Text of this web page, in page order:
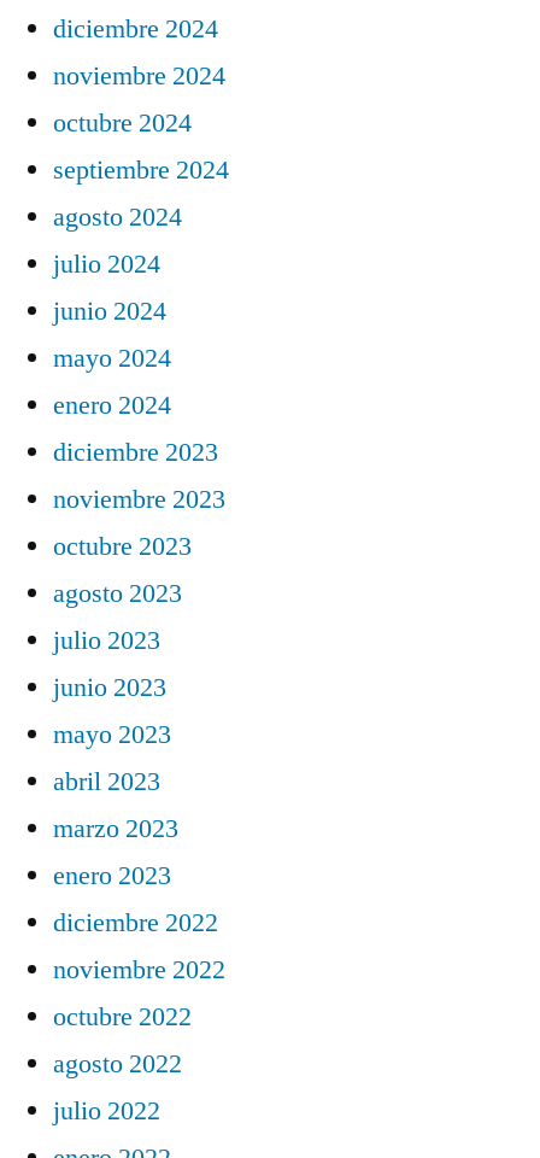
diciembre 2024
noviembre 2024
octubre 2024
septiembre 2024
agosto 2024
julio 2024
junio 2024
mayo 2024
enero 2024
diciembre 2023
noviembre 2023
octubre 2023
agosto 2023
julio 2023
junio 2023
mayo 2023
abril 2023
marzo 2023
enero 2023
diciembre 2022
noviembre 2022
octubre 2022
agosto 2022
julio 2022